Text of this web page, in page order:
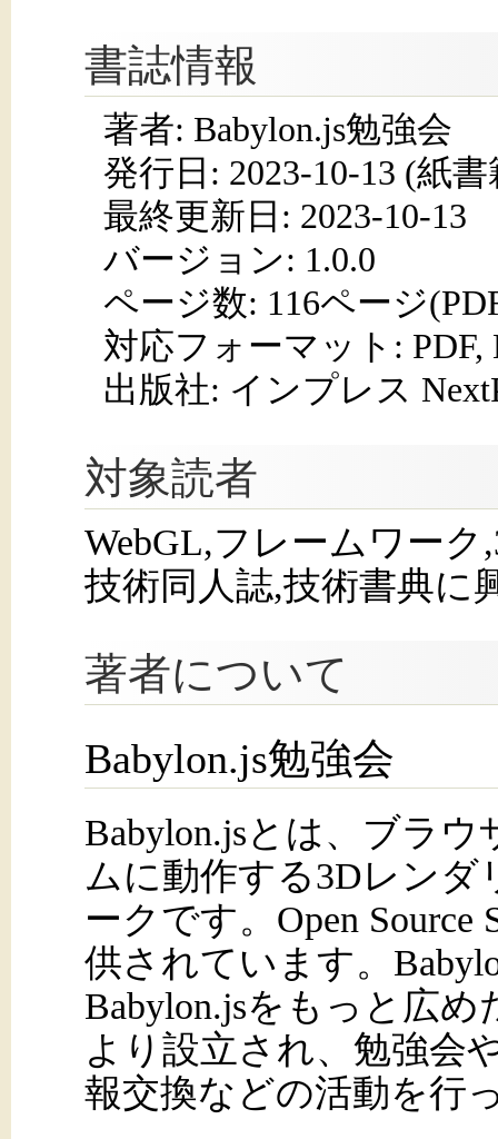
書誌情報
著者: Babylon.js勉強会
発行日: 2023-10-13 (紙書
最終更新日: 2023-10-13
バージョン: 1.0.0
ページ数: 116ページ
対応フォーマット: PDF,
出版社: インプレス
対象読者
WebGL,フレームワーク
技術同人誌,技術書典に
著者について
Babylon.js勉強会
Babylon.jsとは、ブラ
ムに動作する3Dレンダ
ークです。Open Source
供されています。
Babylon.jsをもっと広
より設立され、勉強会
報交換などの活動を行